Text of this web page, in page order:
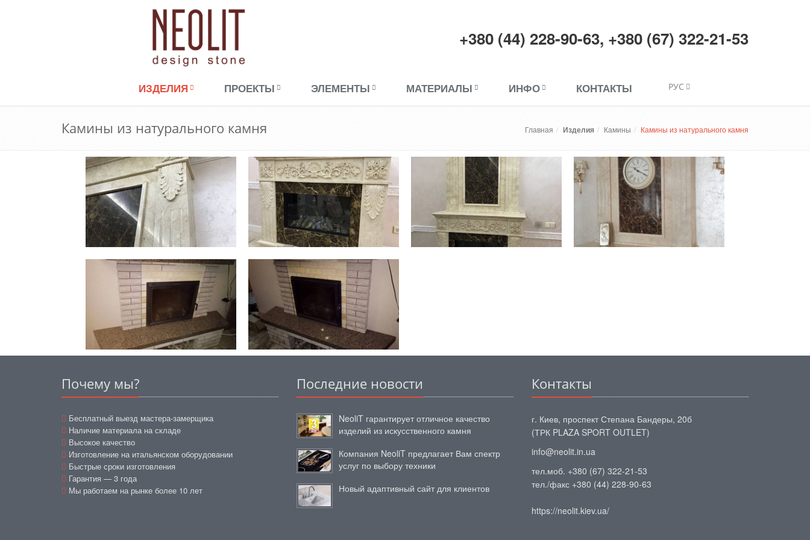
+380 (44) 228-90-63, +380 (67) 322-21-53
РУС
ИЗДЕЛИЯ ПРОЕКТЫ ЭЛЕМЕНТЫ МАТЕРИАЛЫ ИНФО КОНТАКТЫ
Камины из натурального камня Главная Изделия Камины Камины из натурального камня
Почему мы?
Бесплатный выезд мастера-замерщика
Наличие материала на складе
Высокое качество
Изготовление на итальянском оборудовании
Быстрые сроки изготовления
Гарантия — 3 года
Мы работаем на рынке более 10 лет
Последние новости
NeoliT гарантирует отличное качество
изделий из искусственного камня
Компания NeoliT предлагает Вам спектр
услуг по выбору техники
Новый адаптивный сайт для клиентов
Контакты
г. Киев, проспект Степана Бандеры, 20б
(ТРК PLAZA SPORT OUTLET)
info@neolit.in.ua
тел.моб. +380 (67) 322-21-53
тел./факс +380 (44) 228-90-63
https://neolit.kiev.ua/